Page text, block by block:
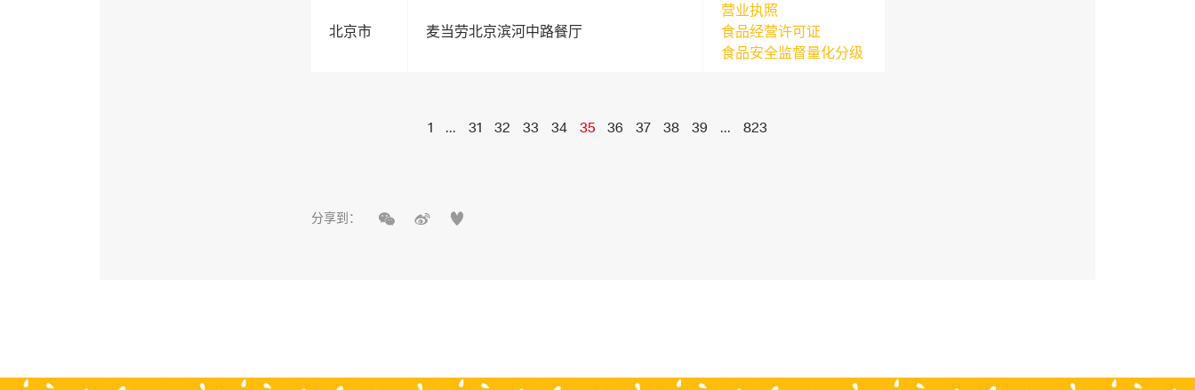
北京市 麦当劳北京滨河中路餐厅
营业执照
食品经营许可证
食品安全监督量化分级
1 ... 31 32 33 34 35 36 37 38 39 ... 823
分享到：   